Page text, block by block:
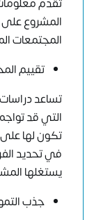
تقدم
المشروع على
المجتمعات
تقييم
تساعد
التي قد
تكون لها
في تحديد
يستغلها
جذب